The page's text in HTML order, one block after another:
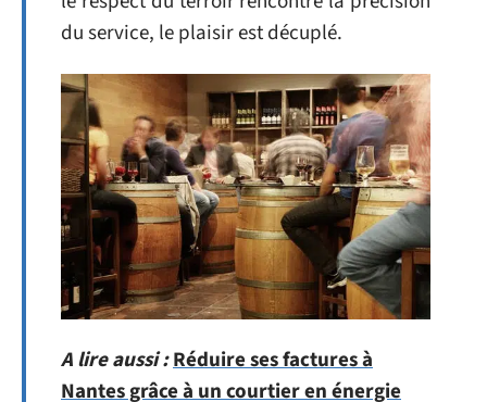
du service, le plaisir est décuplé.
A lire aussi :Réduire ses factures à
Nantes grâce à un courtier en énergie